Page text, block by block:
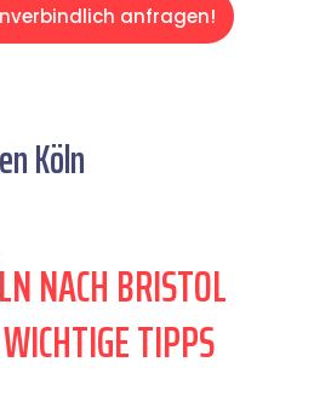
anfragen!
Köln
NACH BRISTOL
TIPPS